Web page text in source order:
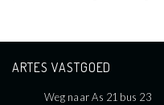
ARTES VASTGOED
Weg naar As 21 bus 23